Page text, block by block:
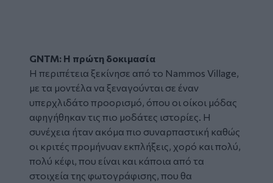
GNTM: Η πρώτη δοκιμασία
Η περιπέτεια ξεκίνησε από το Nammos Village,
με τα μοντέλα να ξεναγούνται σε έναν
υπερχλιδάτο προορισμό, όπου οι οίκοι μόδας
αφηγήθηκαν τις πιο μοδάτες ιστορίες. Η
συνέχεια ήταν ακόμα πιο συναρπαστική καθώς
οι κριτές προμήνυαν εκπλήξεις, χορό και πολύ,
πολύ κέφι, που είναι και κάποια από τα
στοιχεία της φωτογράφισης, που θα